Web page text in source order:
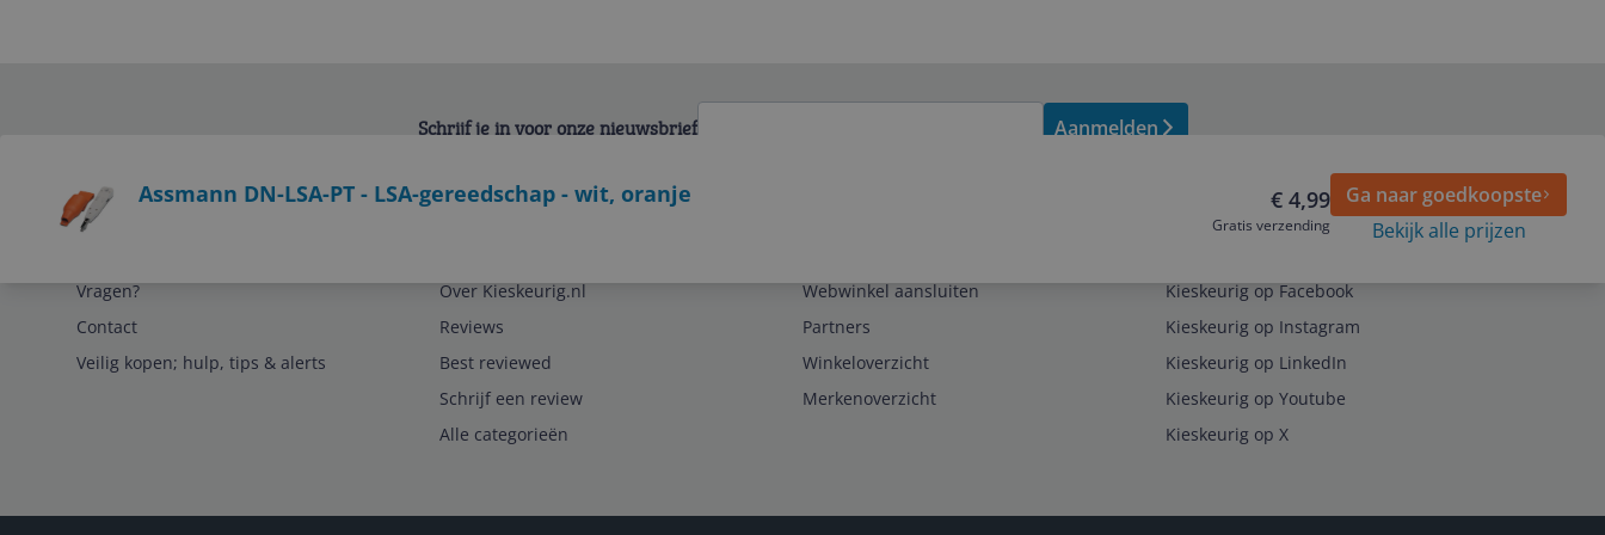
Assmann DN-LSA-PT - LSA-gereedschap - wit, oranje € 4,99
Gratis verzending
Ga naar goedkoopste
Bekijk alle prijzen
Schrijf je in voor onze nieuwsbrief Aanmelden
Vragen?
Contact
Veilig kopen; hulp, tips & alerts
Over Kieskeurig.nl
Reviews
Best reviewed
Schrijf een review
Alle categorieën
Webwinkel aansluiten
Partners
Winkeloverzicht
Merkenoverzicht
Kieskeurig op Facebook
Kieskeurig op Instagram
Kieskeurig op LinkedIn
Kieskeurig op Youtube
Kieskeurig op X